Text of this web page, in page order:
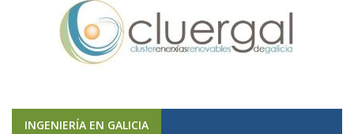
INGENIERÍA EN GALICIA